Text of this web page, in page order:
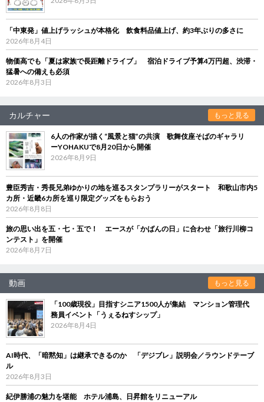
「中東発」値上げラッシュが本格化 飲食料品値上げ、約3年ぶりの多さに
2026年8月4日
物価高でも「夏は家族で長距離ドライブ」 宿泊ドライブ予算4万円超、渋滞・
猛暑への備えも必須
2026年8月3日
カルチャー もっと見る
6人の作家が描く“風景と猫”の共演 歌舞伎座そばのギャラリ
ーYOHAKUで8月20日から開催
2026年8月9日
豊臣秀吉・秀長兄弟ゆかりの地を巡るスタンプラリーがスタート 和歌山市内5
カ所・近畿6カ所を巡り限定グッズをもらおう
2026年8月8日
旅の思い出を五・七・五で！ エースが「かばんの日」に合わせ「旅行川柳コ
ンテスト」を開催
2026年8月7日
動画 もっと見る
「100歳現役」目指すシニア1500人が集結 マンション管理代
務員イベント「うぇるねすシップ」
2026年8月4日
AI時代、「暗黙知」は継承できるのか 「デジブレ」説明会／ラウンドテーブ
ル
2026年8月3日
紀伊勝浦の魅力を堪能 ホテル浦島、日昇館をリニューアル